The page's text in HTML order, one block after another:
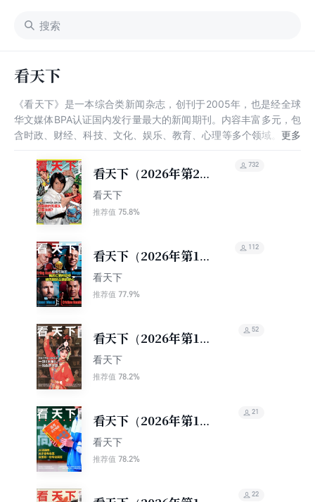
看天下
《看天下》是一本综合类新闻杂志，创刊于2005年，也是经全球
华文媒体BPA认证国内发行量最大的新闻期刊。内容丰富多元，包
含时政、财经、科技、文化、娱乐、教育、心理等多个领域。立志
看天下（2026年第20
期）
看天下
推荐值 75.8%
732
看天下（2026年第19
期）
看天下
推荐值 77.9%
112
看天下（2026年第16
期）
看天下
推荐值 78.2%
52
看天下（2026年第15
期）
看天下
推荐值 78.2%
21
22